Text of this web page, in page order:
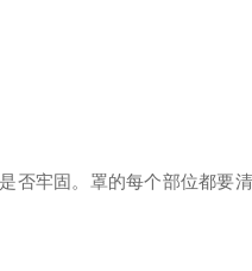
否牢固。罩的每个部位都要